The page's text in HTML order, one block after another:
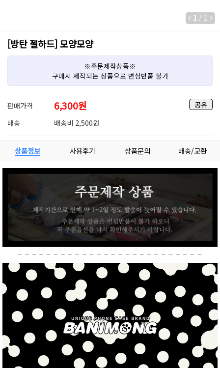
1 / 1
[방탄 젤하드] 모양모양
※주문제작상품※
구매시 제작되는 상품으로 변심반품 불가
공유
판매가격 6,300원
배송 배송비 2,500원
상품정보 사용후기 상품문의 배송/교환